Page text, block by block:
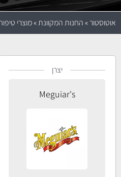
אוטוסטור»החנות המקוונת»מוצרי
יצרן
Meguiar's